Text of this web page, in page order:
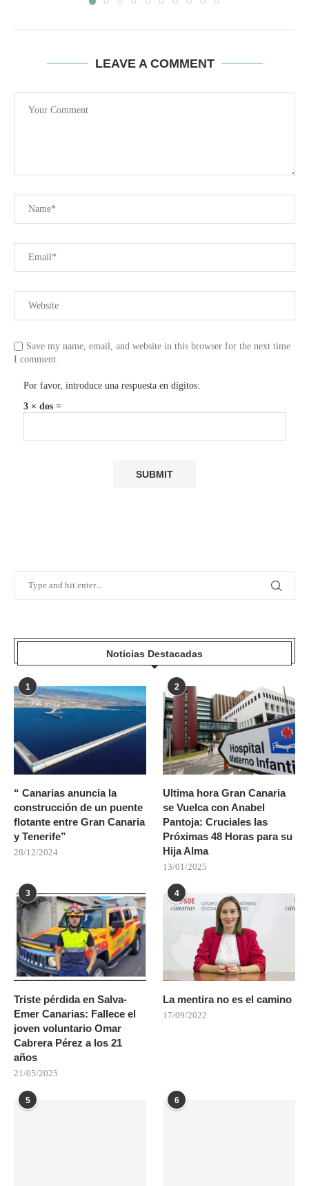
LEAVE A COMMENT
Save my name, email, and website in this browser for the next time
I comment.
Por favor, introduce una respuesta en dígitos:
3 × dos =
Noticias Destacadas
1
“ Canarias anuncia la
construcción de un puente
flotante entre Gran Canaria
y Tenerife”
28/12/2024
2
Ultima hora Gran Canaria
se Vuelca con Anabel
Pantoja: Cruciales las
Próximas 48 Horas para su
Hija Alma
13/01/2025
3
Triste pérdida en Salva-
Emer Canarias: Fallece el
joven voluntario Omar
Cabrera Pérez a los 21
años
21/05/2025
4
La mentira no es el camino
17/09/2022
5 6